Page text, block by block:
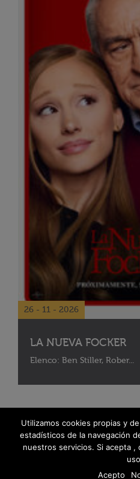
26 - 11 - 2026
LA NUEVA FOCKER
Elenco: Ben Stiller, Rober...
Utilizamos cookies propias y
estadísticos de la navegación
nuestros servicios. Si acepta ,
Acepto